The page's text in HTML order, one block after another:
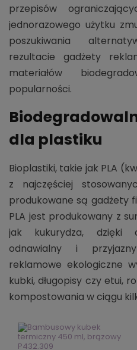
przepisów
jednorazowego użytku
poszukiwania
rezultacie gadżety
materiałów
popularności.
dla plastiku
Bioplastiki, takie jak PLA
z najczęściej
produkowane są gadżety
PLA jest produkowany z
jak kukurydza, dzięki
odnawialny i
reklamowe ekologiczne
kubki, długopisy czy etui,
kompostowania w ciągu